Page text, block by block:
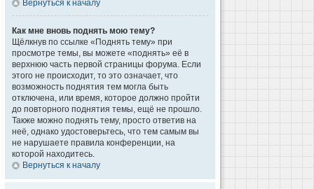
Вернуться к началу
Как мне вновь поднять мою тему?
Щёлкнув по ссылке «Поднять тему» при
просмотре темы, вы можете «поднять» её в
верхнюю часть первой страницы форума. Если
этого не происходит, то это означает, что
возможность поднятия тем могла быть
отключена, или время, которое должно пройти
до повторного поднятия темы, ещё не прошло.
Также можно поднять тему, просто ответив на
неё, однако удостоверьтесь, что тем самым вы
не нарушаете правила конференции, на
которой находитесь.
Вернуться к началу